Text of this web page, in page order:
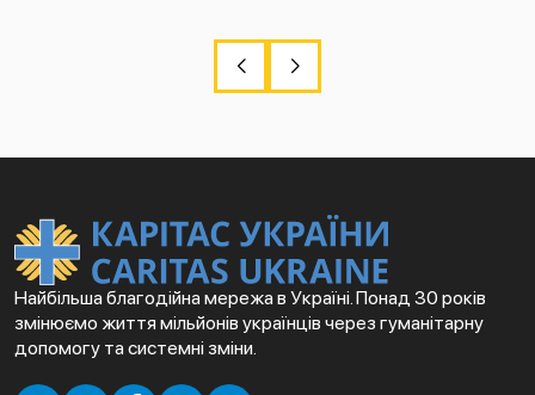
Найбільша благодійна мережа в Україні. Понад 30 років
змінюємо життя мільйонів українців через гуманітарну
допомогу та системні зміни.